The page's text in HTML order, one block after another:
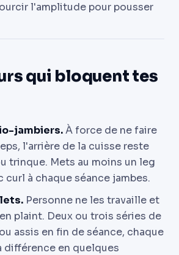
l'amplitude pour pousser
qui bloquent tes
jambiers.À force de ne faire
l'arrière de la cuisse reste
trinque. Mets au moins un leg
curl à chaque séance jambes.
Personne ne les travaille et
plaint. Deux ou trois séries de
assis en fin de séance, chaque
différence en quelques